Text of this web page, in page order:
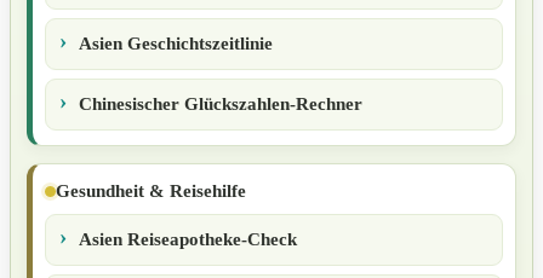
Asien Geschichtszeitlinie
Chinesischer Glückszahlen-Rechner
Gesundheit & Reisehilfe
Asien Reiseapotheke-Check